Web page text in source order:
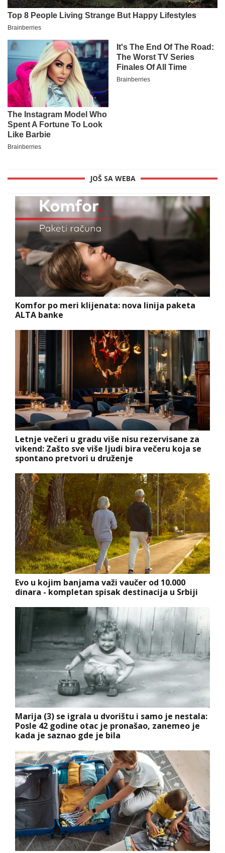
JOŠ SA WEBA
Komfor po meri klijenata: nova linija paketa
ALTA banke
Letnje večeri u gradu više nisu rezervisane za
vikend: Zašto sve više ljudi bira večeru koja se
spontano pretvori u druženje
Evo u kojim banjama važi vaučer od 10.000
dinara - kompletan spisak destinacija u Srbiji
Marija (3) se igrala u dvorištu i samo je nestala:
Posle 42 godine otac je pronašao, zanemeo je
kada je saznao gde je bila